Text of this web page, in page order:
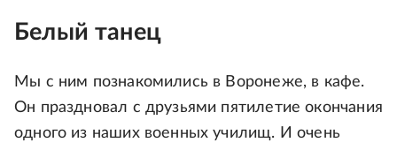
Белый танец
Мы с ним познакомились в Воронеже, в кафе.
Он праздновал с друзьями пятилетие окончания
одного из наших военных училищ. И очень